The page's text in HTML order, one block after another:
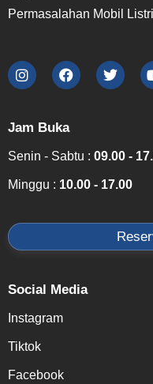
Permasalahan Mobil
Jam Buka
Senin - Sabtu : 09.00 -
Minggu : 10.00 - 17.00
Social Media
Instagram
Tiktok
Facebook